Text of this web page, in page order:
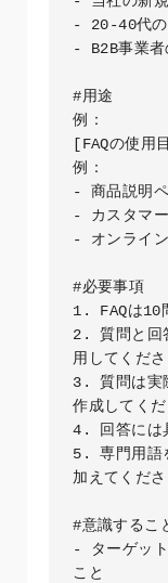
- 20-40代の
- B2B事業者
#用途
例：
[FAQの使用
例：
- 商品説明
- カスタマ
- オンライ
#必要事項
1. FAQは10
2. 質問と回
用してくだ
3. 質問は実
作成してく
4. 回答には
5. 専門用語
加えてくだ
#意識するこ
- ターゲッ
こと